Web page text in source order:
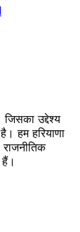
उद्देश्य
हम हरियाणा